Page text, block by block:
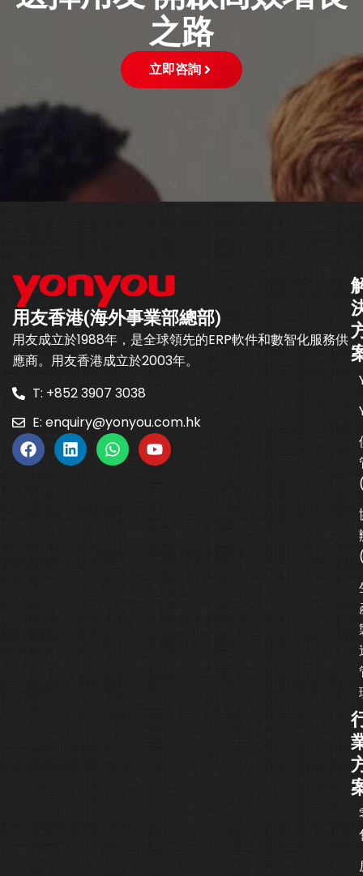
之路
立即咨詢
用友香港(海外事業部總部)
用友成立於1988年，是全球領先的ERP軟件和數智化服務供
應商。用友香港成立於2003年。
T: +852 3907 3038
E: enquiry@yonyou.com.hk